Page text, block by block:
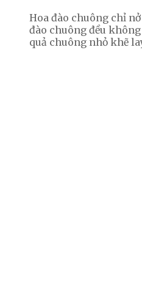
Hoa đào chuông chỉ
đào chuông đều
quả chuông nhỏ khẽ